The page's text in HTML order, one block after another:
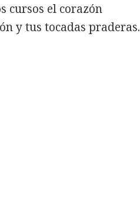
cursos el corazón
y tus tocadas praderas.